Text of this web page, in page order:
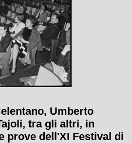
Umberto
tra gli altri, in
prove dell'XI Festival di